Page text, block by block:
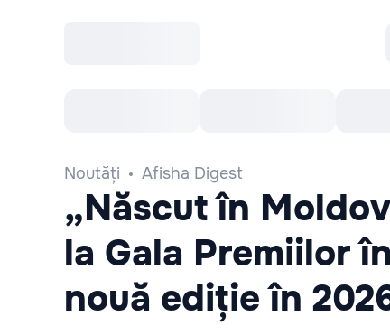
Noutăți Afisha Digest
„Născut în
la Gala Premiilor
nouă ediție în